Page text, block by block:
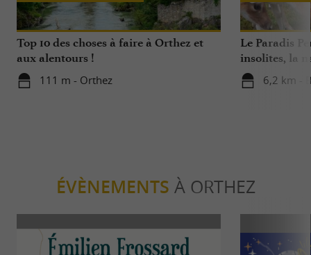
Top 10 des choses à faire à Orthez et
aux alentours !
111 m - Orthez
Le Paradis
insolites, la
sauvages …
6,2 km -
ÉVÈNEMENTS À ORTHEZ